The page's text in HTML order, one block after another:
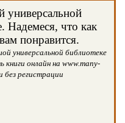
Надемеся, что как
понравится.
универсальной библиотеке
книги онлайн на www.many-
без регистрации